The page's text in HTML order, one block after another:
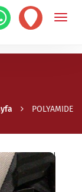
POLYAMIDE